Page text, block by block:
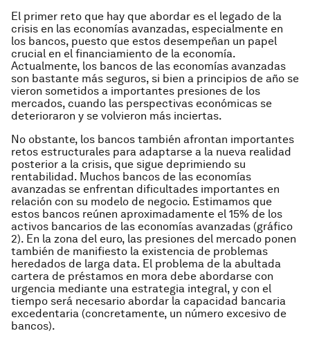
El primer reto que hay que abordar es el legado de la
crisis en las economías avanzadas, especialmente en
los bancos, puesto que estos desempeñan un papel
crucial en el financiamiento de la economía.
Actualmente, los bancos de las economías avanzadas
son bastante más seguros, si bien a principios de año se
vieron sometidos a importantes presiones de los
mercados, cuando las perspectivas económicas se
deterioraron y se volvieron más inciertas.
No obstante, los bancos también afrontan importantes
retos estructurales para adaptarse a la nueva realidad
posterior a la crisis, que sigue deprimiendo su
rentabilidad. Muchos bancos de las economías
avanzadas se enfrentan dificultades importantes en
relación con su modelo de negocio. Estimamos que
estos bancos reúnen aproximadamente el 15% de los
activos bancarios de las economías avanzadas (gráfico
2). En la zona del euro, las presiones del mercado ponen
también de manifiesto la existencia de problemas
heredados de larga data. El problema de la abultada
cartera de préstamos en mora debe abordarse con
urgencia mediante una estrategia integral, y con el
tiempo será necesario abordar la capacidad bancaria
excedentaria (concretamente, un número excesivo de
bancos).